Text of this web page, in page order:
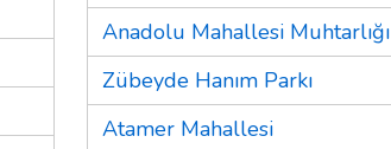
Anadolu Mahallesi Muhtarlığı
Zübeyde Hanım Parkı
Atamer Mahallesi